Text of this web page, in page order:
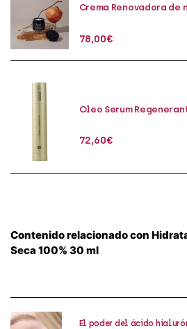
Crema Renovadora de
78,00€
Oleo Serum
72,60€
Contenido relacionado con
Seca 100% 30 ml
El poder del ácido